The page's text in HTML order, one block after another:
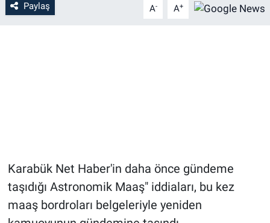
Paylaş A- A+
Karabük Net Haber'in daha önce gündeme
taşıdığı Astronomik Maaş" iddiaları, bu kez
maaş bordroları belgeleriyle yeniden